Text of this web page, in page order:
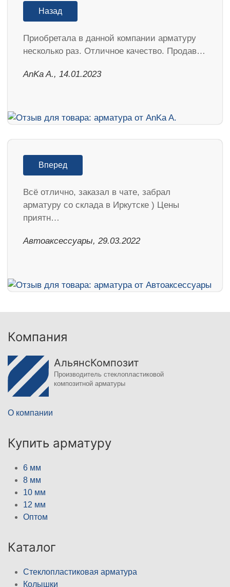
Назад
Приобретала в данной компании арматуру
несколько раз. Отличное качество. Продав…
AnKa A., 14.01.2023
Вперед
Всё отлично, заказал в чате, забрал
арматуру со склада в Иркутске ) Цены
приятн…
Автоаксессуары, 29.03.2022
Компания
АльянсКомпозит
Производитель стеклопластиковой
композитной арматуры
О компании
Купить арматуру
6 мм
8 мм
10 мм
12 мм
Оптом
Каталог
Стеклопластиковая арматура
Колышки